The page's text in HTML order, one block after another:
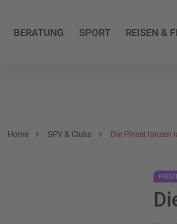
BERATUNG SPORT REISEN &
Breadcrumbnavigation
Sie befinden sich hier:
Home SPV & Clubs Die Pinsel tanzen